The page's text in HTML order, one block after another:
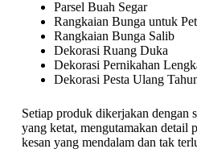
Parsel Buah Segar
Rangkaian Bunga untuk
Rangkaian Bunga Salib
Dekorasi Ruang Duka
Dekorasi Pernikahan
Dekorasi Pesta Ulang
Setiap produk dikerjakan dengan
yang ketat, mengutamakan detail
kesan yang mendalam dan tak